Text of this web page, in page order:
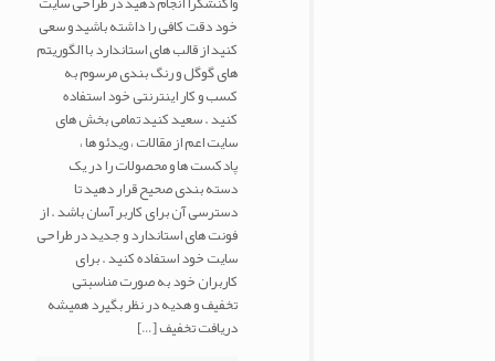
خود دقت کافی را داشته باشید و سعی
کنید از قالب های استاندارد با الگوریتم
های گوگل و رنگ بندی مرسوم به
کسب و کار اینترنتی خود استفاده
کنید . سعید کنید تمامی بخش های
سایت اعم از مقالات ، ویدئو ها ،
پادکست ها و محصولات را در یک
دسته بندی صحیح قرار دهید تا
دسترسی آن برای کاربر آسان باشد . از
فونت های استاندارد و جدید در طراحی
سایت خود استفاده کنید . برای
کاربران خود به صورت مناسبتی
تخفیف و هدیه در نظر بگیرد همیشه
دریافت تخفیف[…]